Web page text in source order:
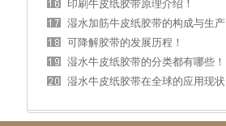
么？
印刷牛皮纸胶带原理介绍！
湿水加筋牛皮纸胶带的构成与生产
方式!
可降解胶带的发展历程！
湿水牛皮纸胶带的分类都有哪些！
湿水牛皮纸胶带在全球的应用现状